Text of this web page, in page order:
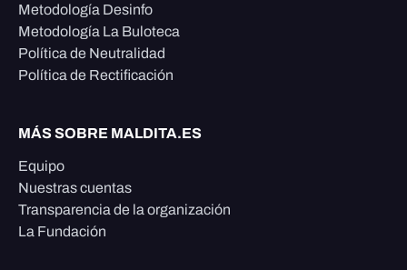
Metodología Desinfo
Metodología La Buloteca
Política de Neutralidad
Política de Rectificación
MÁS SOBRE MALDITA.ES
Equipo
Nuestras cuentas
Transparencia de la organización
La Fundación